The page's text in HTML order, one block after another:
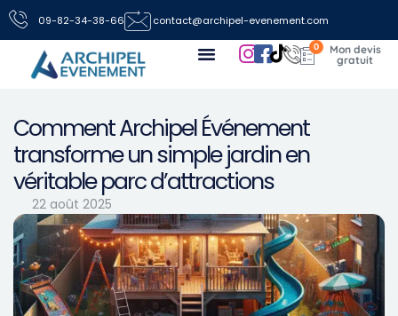
09-82-34-38-66 contact@archipel-evenement.com
0
Comment Archipel Événement
transforme un simple jardin en
véritable parc d’attractions
22 août 2025